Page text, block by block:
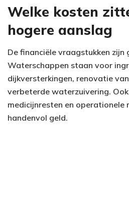
Welke kosten
hogere aanslag
De financiële vraagstukken zijn
Waterschappen staan voor
dijkversterkingen, renovatie
verbeterde waterzuivering.
medicijnresten en operationele
handenvol geld.